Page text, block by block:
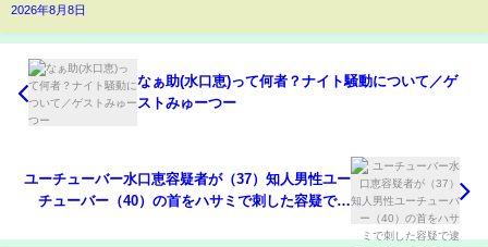
2026年8月8日
なぁ助(水口恵)って何者？ナイト騒動について／ゲ
ストみゅーつー
ユーチューバー水口恵容疑者が（37）知人男性ユー
チューバー（40）の首をハサミで刺した容疑で逮